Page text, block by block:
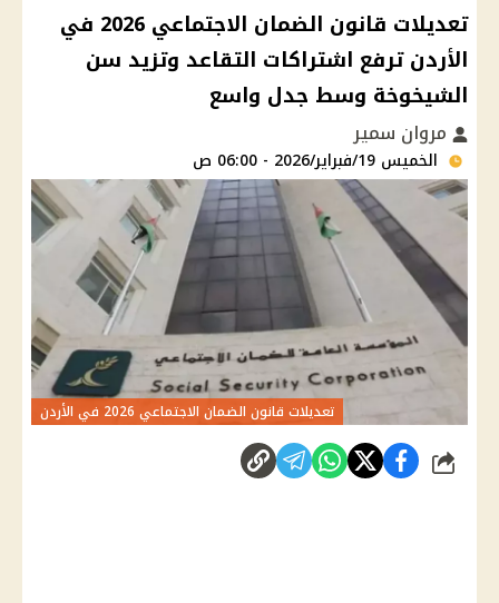
تعديلات قانون الضمان الاجتماعي 2026 في
الأردن ترفع اشتراكات التقاعد وتزيد سن
الشيخوخة وسط جدل واسع
مروان سمير
الخميس 19/فبراير/2026 - 06:00 ص
تعديلات قانون الضمان الاجتماعي 2026 في الأردن
شارك